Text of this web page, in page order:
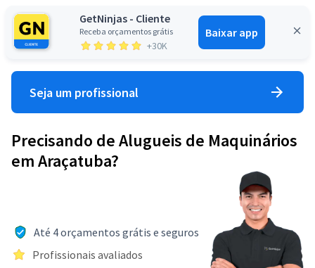
GetNinjas - Cliente
Receba orçamentos grátis
+30K
Baixar app
Entrar
Seja um profissional
Precisando de Alugueis de Maquinários
em Araçatuba?
Até 4 orçamentos grátis e seguros
Profissionais avaliados